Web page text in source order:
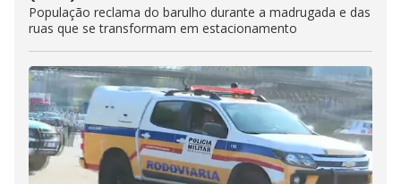
População reclama do barulho durante a madrugada e das
ruas que se transformam em estacionamento